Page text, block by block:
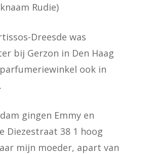
Rudie)
Dreesde was
bij Gerzon in Den Haag
ook in
gingen Emmy en
Diezestraat 38 1 hoog
mijn moeder, apart van